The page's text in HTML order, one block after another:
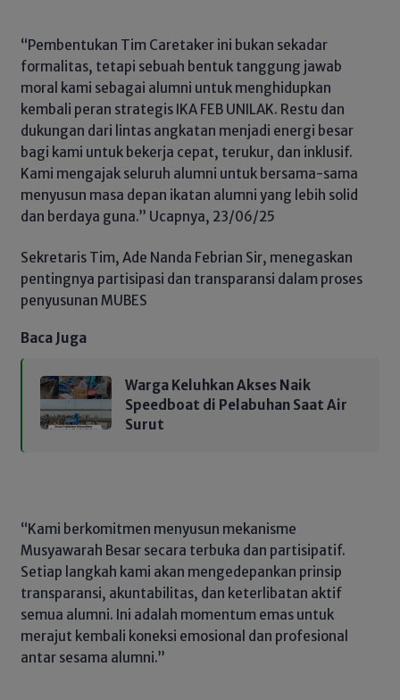
“Pembentukan Tim Caretaker ini bukan sekadar
formalitas, tetapi sebuah bentuk tanggung jawab
moral kami sebagai alumni untuk menghidupkan
kembali peran strategis IKA FEB UNILAK. Restu dan
dukungan dari lintas angkatan menjadi energi besar
bagi kami untuk bekerja cepat, terukur, dan inklusif.
Kami mengajak seluruh alumni untuk bersama-sama
menyusun masa depan ikatan alumni yang lebih solid
dan berdaya guna.” Ucapnya, 23/06/25
Sekretaris Tim, Ade Nanda Febrian Sir, menegaskan
pentingnya partisipasi dan transparansi dalam proses
penyusunan MUBES
Baca Juga
Warga Keluhkan Akses Naik
Speedboat di Pelabuhan Saat Air
Surut
“Kami berkomitmen menyusun mekanisme
Musyawarah Besar secara terbuka dan partisipatif.
Setiap langkah kami akan mengedepankan prinsip
transparansi, akuntabilitas, dan keterlibatan aktif
semua alumni. Ini adalah momentum emas untuk
merajut kembali koneksi emosional dan profesional
antar sesama alumni.”